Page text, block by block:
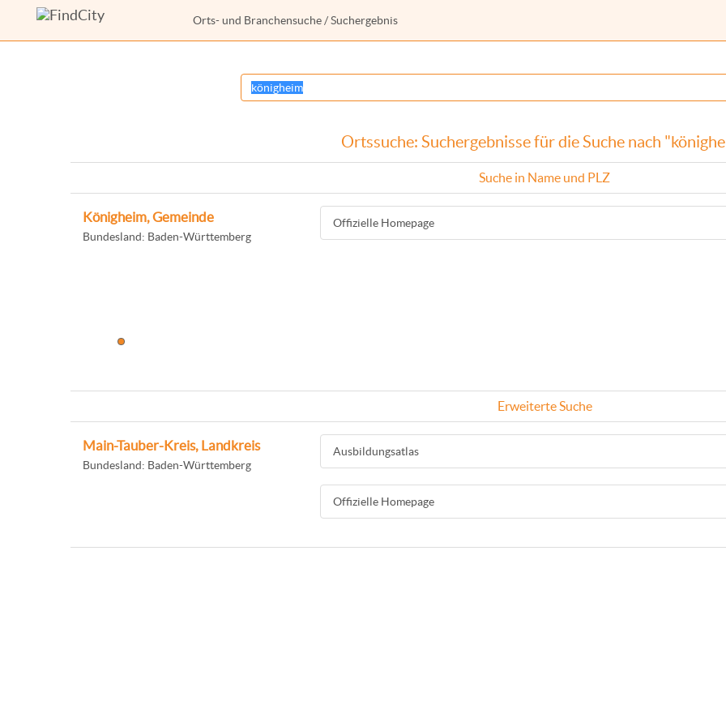
Orts- und Branchensuche / Suchergebnis
Ortssuche: Suchergebnisse für die Suche nach
Suche in Name und PLZ
Königheim, Gemeinde
Bundesland: Baden-Württemberg
Offizielle Homepage
Erweiterte Suche
Main-Tauber-Kreis, Landkreis
Bundesland: Baden-Württemberg
Ausbildungsatlas
Offizielle Homepage